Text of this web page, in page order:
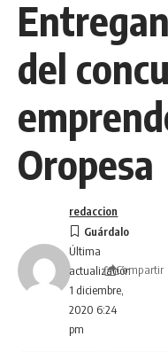
del
Oropesa
Última
actualización
1 diciembre,
2020 6:24
pm
redaccion
Compartir